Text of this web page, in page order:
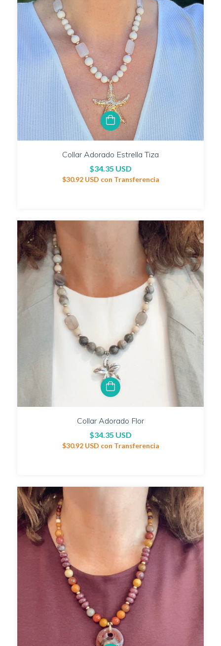
Collar Adorado Estrella Tiza
$34.35 USD
$30.92 USD con Transferencia
Collar Adorado Flor
$34.35 USD
$30.92 USD con Transferencia